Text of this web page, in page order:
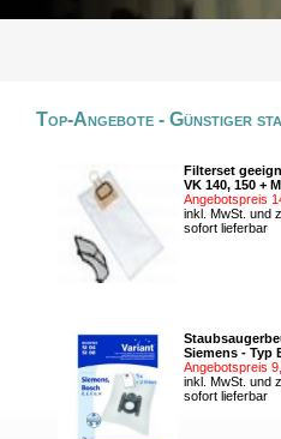
Top-Angebote - Günstiger
Filterset
VK 140, 150 +
Angebotspreis
inkl. MwSt. und
sofort lieferbar
Siemens - Typ
Angebotspreis
inkl. MwSt. und
sofort lieferbar